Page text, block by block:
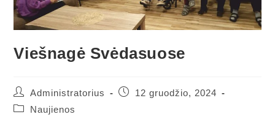
Viešnagė Svėdasuose
Administratorius
12 gruodžio, 2024
Naujienos